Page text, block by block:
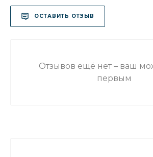
ОСТАВИТЬ ОТЗЫВ
Отзывов ещё нет – ваш
первым